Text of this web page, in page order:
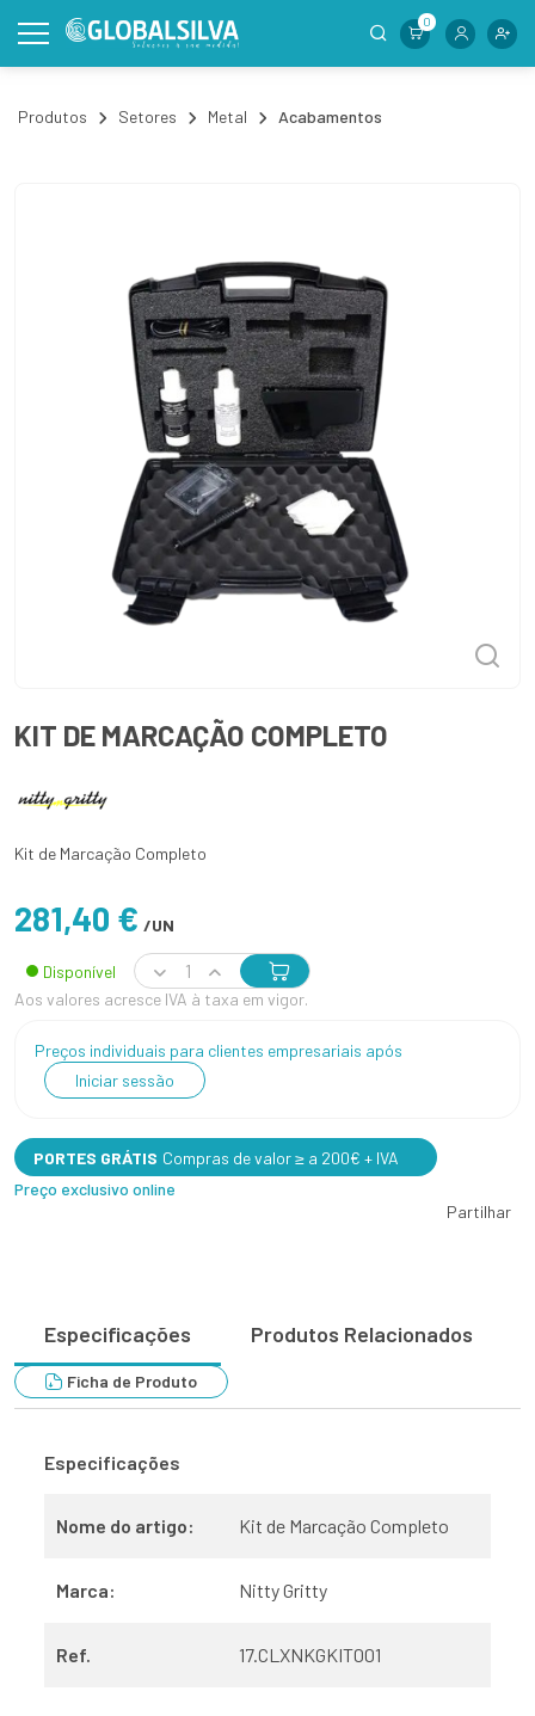
0
Produtos Setores Metal Acabamentos
KIT DE MARCAÇÃO COMPLETO
Kit de Marcação Completo
281,40 € /UN
Disponível
Aos valores acresce IVA à taxa em vigor.
Preços individuais para clientes empresariais após
Iniciar sessão
PORTES GRÁTIS Compras de valor ≥ a 200€ + IVA
Preço exclusivo online
Partilhar
Especificações Produtos Relacionados
Ficha de Produto
Especificações
Nome do artigo: Kit de Marcação Completo
Marca: Nitty Gritty
Ref. 17.CLXNKGKIT001